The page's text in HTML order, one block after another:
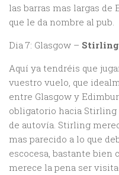
las barras mas largas de
que le da nombre al pub.
Dia 7: Glasgow – Stirling
Aquí ya tendréis que
vuestro vuelo, que
entre Glasgow y
obligatorio hacia Stirling
de autovía. Stirling
mas parecido a lo que
escocesa, bastante bien
merece la pena ser